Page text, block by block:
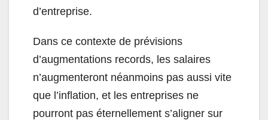
d’entreprise.
Dans ce contexte de prévisions
d’augmentations records, les salaires
n’augmenteront néanmoins pas aussi vite
que l’inflation, et les entreprises ne
pourront pas éternellement s’aligner sur